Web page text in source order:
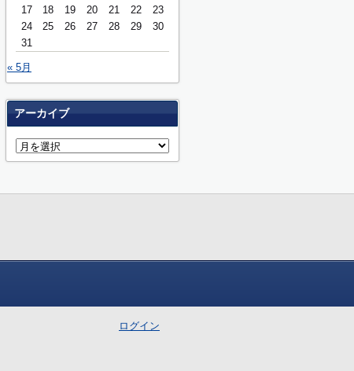
17
18 19 20 21 22
23
24
25 26 27 28 29
30
31
« 5月
アーカイブ
ログイン